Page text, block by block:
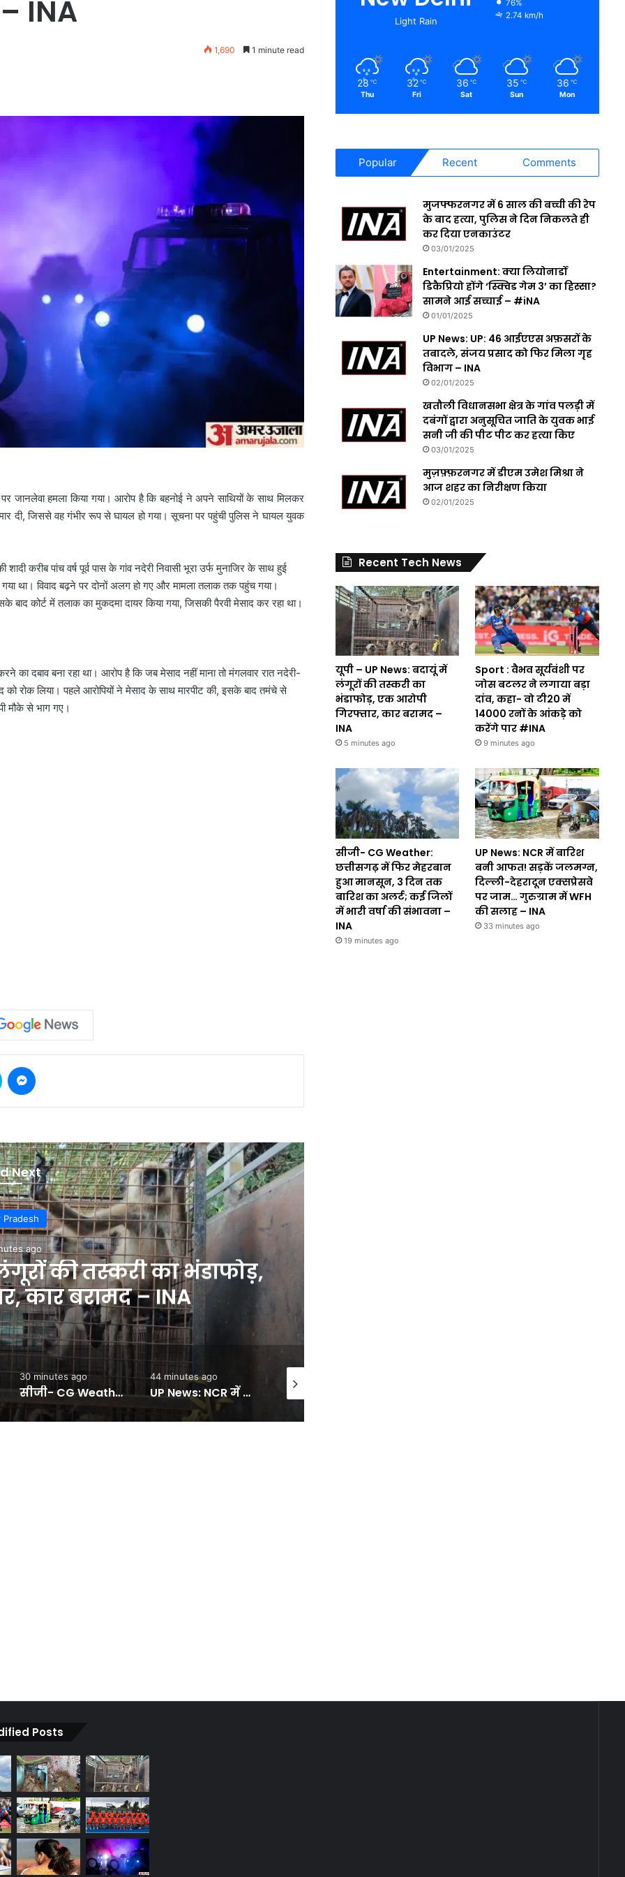
INA
1,690 1 minute read
जानलेवा हमला किया गया। आरोप है कि बहनोई ने अपने साथियों के साथ मिलकर
दी, जिससे वह गंभीर रूप से घायल हो गया। सूचना पर पहुंची पुलिस ने घायल युवक
करीब पांच वर्ष पूर्व पास के गांव नदेरी निवासी भूरा उर्फ मुनाजिर के साथ हुई
था। विवाद बढ़ने पर दोनों अलग हो गए और मामला तलाक तक पहुंच गया।
बाद कोर्ट में तलाक का मुकदमा दायर किया गया, जिसकी पैरवी मेसाद कर रहा था।
दबाव बना रहा था। आरोप है कि जब मेसाद नहीं माना तो मंगलवार रात नदेरी-
रोक लिया। पहले आरोपियों ने मेसाद के साथ मारपीट की, इसके बाद तमंचे से
मौके से भाग गए।
Next
Pradesh
ago
की तस्करी का भंडाफोड़,
कार बरामद – INA
30 minutes ago
सीजी- CG Weather: छत्तीसगढ़ में फिर मेहरबान हुआ मानसून, 3 दिन तक बारिश का अलर्ट; कई जिलों में भारी वर्षा की संभावना – INA
44 minutes ago
UP News: NCR में बारिश बनी आफत! सड़कें जलमग्न, दिल्ली-देहरादून एक्सप्रेसवे पर जाम… गुरुग्राम में WFH की सलाह – INA
Light Rain
76%
2.74 km/h
28 ℃
Thu
32 ℃
Fri
36 ℃
Sat
35 ℃
Sun
36 ℃
Mon
Popular Recent Comments
मुजफ्फरनगर में 6 साल की बच्ची की रेप
के बाद हत्या, पुलिस ने दिन निकलते ही
कर दिया एनकाउंटर
03/01/2025
Entertainment: क्या लियोनार्डो
डिकैप्रियो होंगे ‘स्क्विड गेम 3’ का हिस्सा?
सामने आई सच्चाई – #iNA
01/01/2025
UP News: UP: 46 आईएएस अफ़सरों के
तबादले, संजय प्रसाद को फिर मिला गृह
विभाग – INA
02/01/2025
खतौली विधानसभा क्षेत्र के गांव पलड़ी में
दबंगों द्वारा अनुसूचित जाति के युवक भाई
सनी जी की पीट पीट कर हत्या किए
03/01/2025
मुज़फ़्फ़रनगर में डीएम उमेश मिश्रा ने
आज शहर का निरीक्षण किया
02/01/2025
Recent Tech News
यूपी – UP News: बदायूं में
लंगूरों की तस्करी का
भंडाफोड़, एक आरोपी
गिरफ्तार, कार बरामद –
INA
5 minutes ago
Sport : वैभव सूर्यवंशी पर
जोस बटलर ने लगाया बड़ा
दांव, कहा- वो टी20 में
14000 रनों के आंकड़े को
करेंगे पार #INA
9 minutes ago
सीजी- CG Weather:
छत्तीसगढ़ में फिर मेहरबान
हुआ मानसून, 3 दिन तक
बारिश का अलर्ट; कई जिलों
में भारी वर्षा की संभावना –
INA
19 minutes ago
UP News: NCR में बारिश
बनी आफत! सड़कें जलमग्न,
दिल्ली-देहरादून एक्सप्रेसवे
पर जाम… गुरुग्राम में WFH
की सलाह – INA
33 minutes ago
Posts